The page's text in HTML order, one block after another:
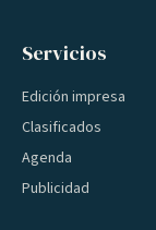
Servicios
Edición impresa
Clasificados
Agenda
Publicidad